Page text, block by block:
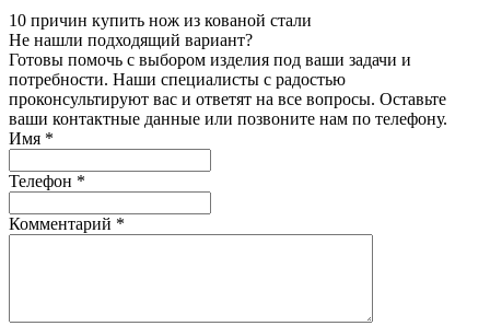
10 причин купить нож из кованой стали
Не нашли подходящий вариант?
Готовы помочь с выбором изделия под ваши задачи и
потребности. Наши специалисты с радостью
проконсультируют вас и ответят на все вопросы. Оставьте
ваши контактные данные или позвоните нам по телефону.
Имя *
Телефон *
Комментарий *